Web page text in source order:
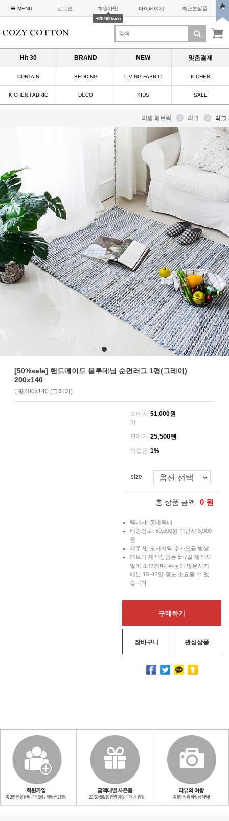
MENU 로그인 회원가입
+20,000won
마이페이지 최근본상품
Hit 30 BRAND NEW 맞춤결제
CURTAIN BEDDING LIVING FABRIC KICHEN
KICHEN FABRIC DECO KIDS SALE
리빙 패브릭 러그 러그
[50%sale] 핸드메이드 블루데님 순면러그 1평(그레이)
200x140
1평200x140 (그레이)
소비자
가
51,000원
판매가 25,500원
적립금 1%
size
총 상품 금액 0 원
택배사: 롯데택배
배송정보: 50,000원 미만시 3,000
원
제주 및 도서지역 추가요금 발생
패브릭 제작상품은 5~7일 제작시
일이 소요되며, 주문이 많은시기
에는 10~14일 정도 소요될 수 있
습니다
구매하기
장바구니 관심상품